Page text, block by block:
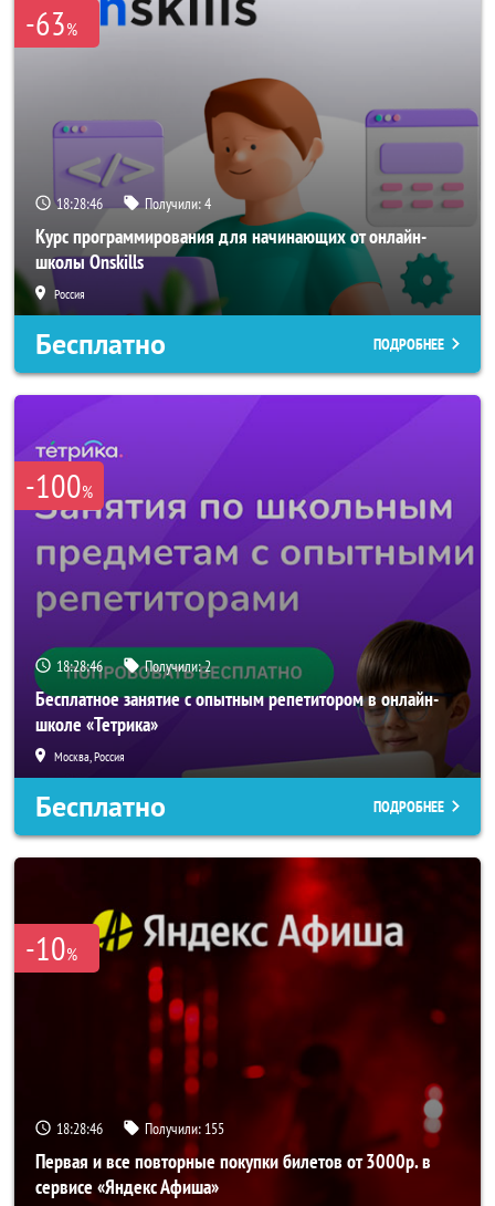
-63%
18:28:46 Получили:4
Курс программирования для начинающих от онлайн-
школы Onskills
Россия
Бесплатно ПОДРОБНЕЕ
-100%
18:28:46 Получили:2
Бесплатное занятие с опытным репетитором в онлайн-
школе «Тетрика»
Москва, Россия
Бесплатно ПОДРОБНЕЕ
-10%
18:28:46 Получили: 155
Первая и все повторные покупки билетов от 3000р. в
сервисе «Яндекс Афиша»